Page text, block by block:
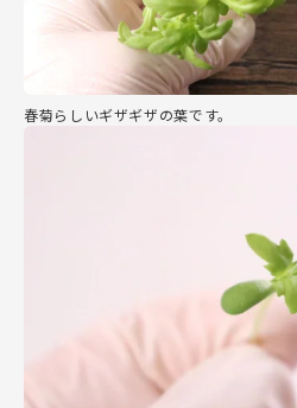
春菊らしいギザギザの葉です。